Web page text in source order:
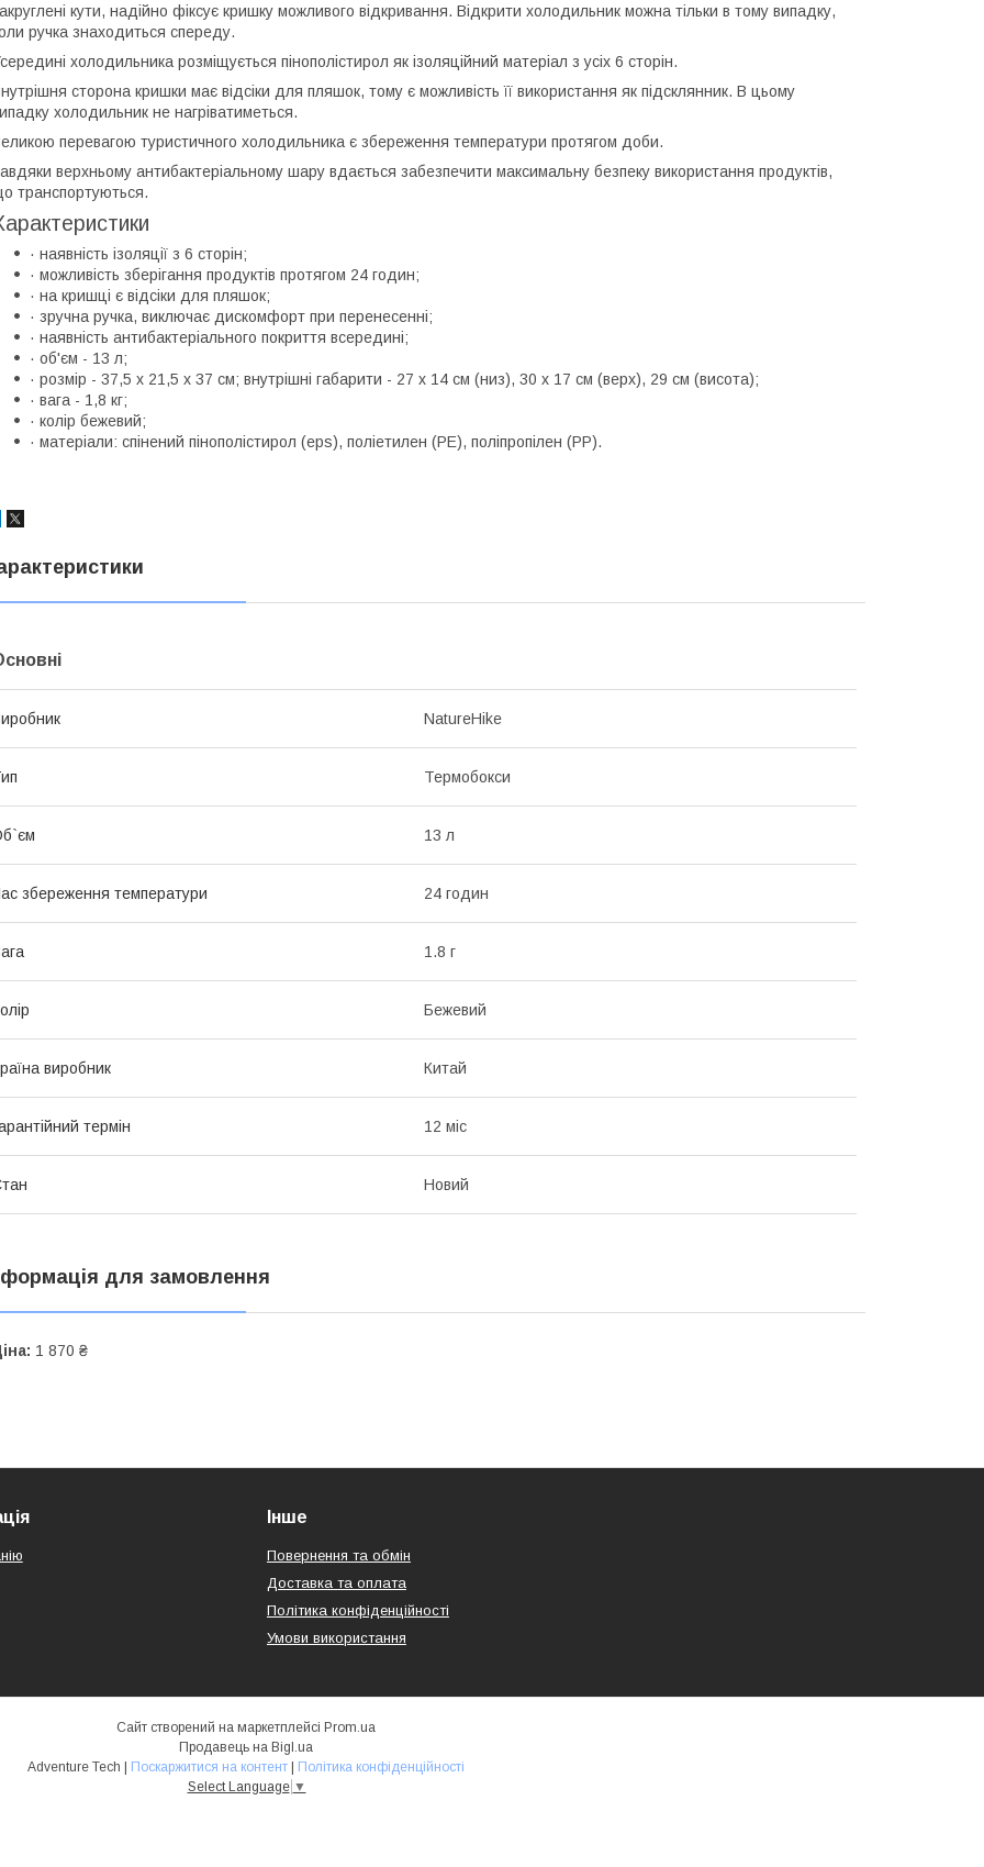
кути, надійно фіксує кришку можливого відкривання. Відкрити холодильник можна тільки в тому випадку,
ручка знаходиться спереду.
холодильника розміщується пінополістирол як ізоляційний матеріал з усіх 6 сторін.
сторона кришки має відсіки для пляшок, тому є можливість її використання як підсклянник. В цьому
холодильник не нагріватиметься.
перевагою туристичного холодильника є збереження температури протягом доби.
верхньому антибактеріальному шару вдається забезпечити максимальну безпеку використання продуктів,
транспортуються.
· наявність ізоляції з 6 сторін;
· можливість зберігання продуктів протягом 24 годин;
· на кришці є відсіки для пляшок;
· зручна ручка, виключає дискомфорт при перенесенні;
· наявність антибактеріального покриття всередині;
· об'єм - 13 л;
· розмір - 37,5 х 21,5 х 37 см; внутрішні габарити - 27 х 14 см (низ), 30 х 17 см (верх), 29 см (висота);
· вага - 1,8 кг;
· колір бежевий;
· матеріали: спінений пінополістирол (eps), поліетилен (PE), поліпропілен (РР).
NatureHike
Термобокси
13 л
збереження температури 24 годин
1.8 г
Бежевий
виробник Китай
термін 12 міс
Новий
для замовлення
1 870 ₴
Інше
Повернення та обмін
Доставка та оплата
Політика конфіденційності
Умови використання
Сайт створений на маркетплейсі Prom.ua
Продавець на Bigl.ua
Adventure Tech | Поскаржитися на контент | Політика конфіденційності
Select Language ▼